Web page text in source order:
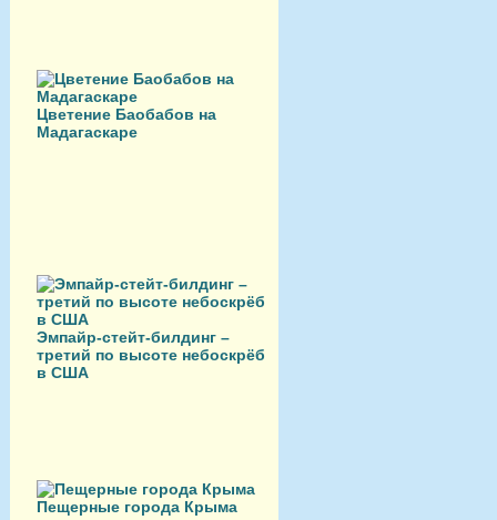
Цветение Баобабов на
Мадагаскаре
Эмпайр-стейт-билдинг –
третий по высоте небоскрёб
в США
Пещерные города Крыма